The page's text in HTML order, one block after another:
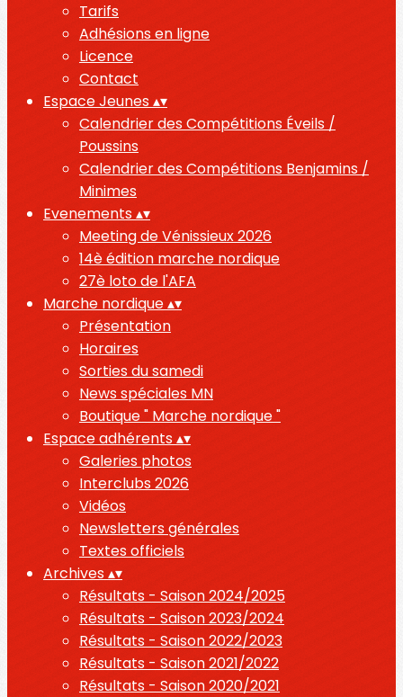
Tarifs
Adhésions en ligne
Licence
Contact
Espace Jeunes▴▾
Calendrier des Compétitions Éveils /
Poussins
Calendrier des Compétitions Benjamins /
Minimes
Evenements▴▾
Meeting de Vénissieux 2026
14è édition marche nordique
27è loto de l'AFA
Marche nordique▴▾
Présentation
Horaires
Sorties du samedi
News spéciales MN
Boutique " Marche nordique "
Espace adhérents▴▾
Galeries photos
Interclubs 2026
Vidéos
Newsletters générales
Textes officiels
Archives▴▾
Résultats - Saison 2024/2025
Résultats - Saison 2023/2024
Résultats - Saison 2022/2023
Résultats - Saison 2021/2022
Résultats - Saison 2020/2021